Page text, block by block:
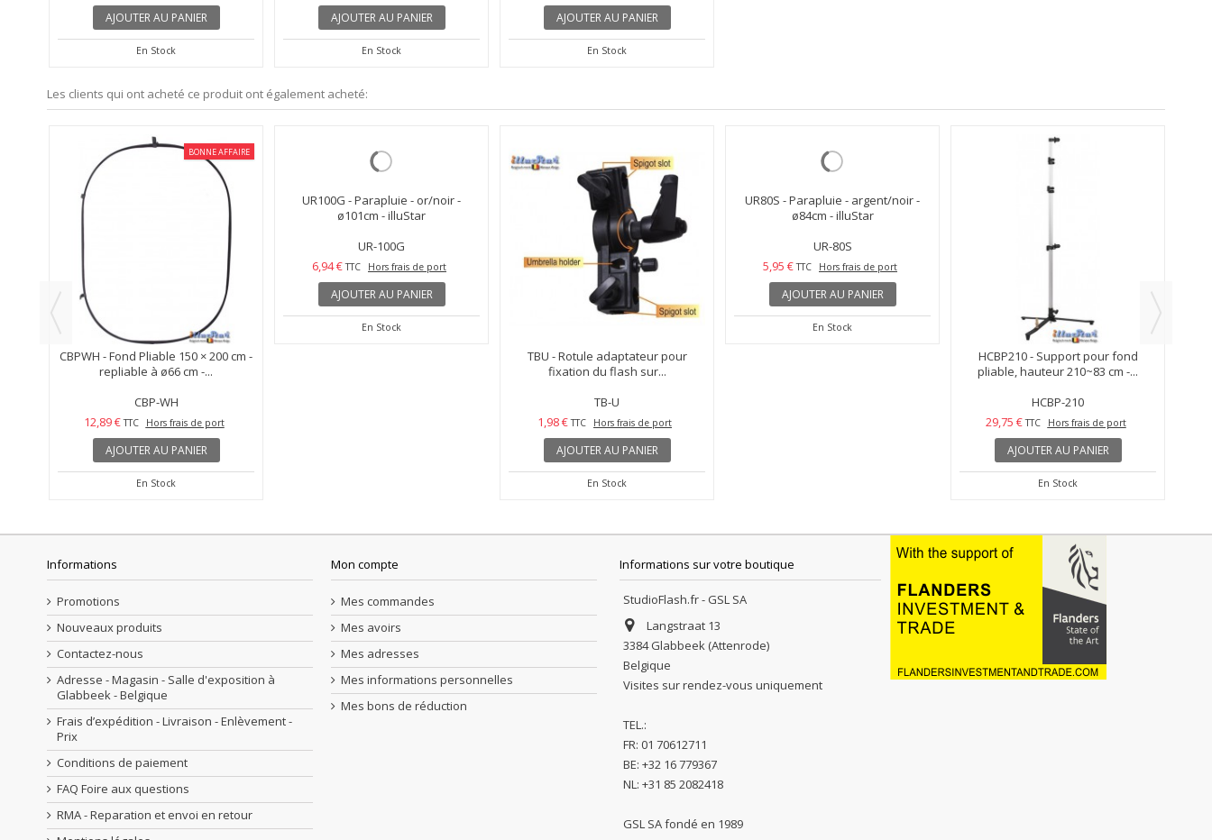
AJOUTER AU PANIER
En Stock
AJOUTER AU PANIER
En Stock
AJOUTER AU PANIER
En Stock
Les clients qui ont acheté ce produit ont également acheté:
BONNE AFFAIRE
CBPWH - Fond Pliable 150 × 200 cm -
repliable à ø66 cm -...
CBP-WH
12,89 € TTC Hors frais de port
AJOUTER AU PANIER
En Stock
TBU - Rotule adaptateur pour
fixation du flash sur...
TB-U
1,98 € TTC Hors frais de port
AJOUTER AU PANIER
En Stock
HCBP210 - Support pour fond
pliable, hauteur 210~83 cm -...
HCBP-210
29,75 € TTC Hors frais de port
AJOUTER AU PANIER
En Stock
Informations
Promotions
Nouveaux produits
Contactez-nous
Adresse - Magasin - Salle d'exposition à
Glabbeek - Belgique
Frais d’expédition - Livraison - Enlèvement -
Prix
Conditions de paiement
FAQ Foire aux questions
RMA - Reparation et envoi en retour
Mon compte
Mes commandes
Mes avoirs
Mes adresses
Mes informations personnelles
Mes bons de réduction
Informations sur votre boutique
StudioFlash.fr - GSL SA
Langstraat 13
3384 Glabbeek (Attenrode)
Belgique
Visites sur rendez-vous uniquement
TEL.:
FR: 01 70612711
BE: +32 16 779367
NL: +31 85 2082418
GSL SA fondé en 1989